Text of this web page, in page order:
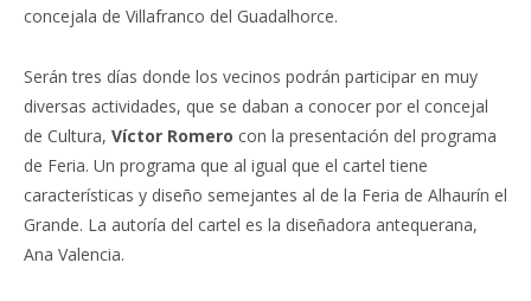
concejala de Villafranco del Guadalhorce.
Serán tres días donde los vecinos podrán participar en muy
diversas actividades, que se daban a conocer por el concejal
de Cultura, Víctor Romero con la presentación del programa
de Feria. Un programa que al igual que el cartel tiene
características y diseño semejantes al de la Feria de Alhaurín el
Grande. La autoría del cartel es la diseñadora antequerana,
Ana Valencia.